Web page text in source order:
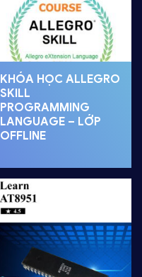
KHÓA HỌC ALLEGRO
SKILL
PROGRAMMING
LANGUAGE – LỚP
OFFLINE